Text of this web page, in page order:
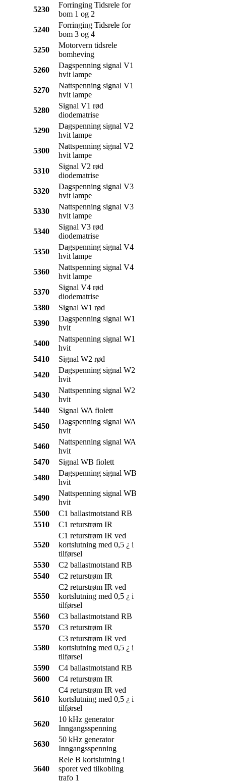
5230
Forringing Tidsrele for
bom 1 og 2
5240
Forringing Tidsrele for
bom 3 og 4
5250
Motorvern tidsrele
bomheving
5260
Dagspenning signal V1
hvit lampe
5270
Nattspenning signal V1
hvit lampe
5280
Signal V1 rød
diodematrise
5290
Dagspenning signal V2
hvit lampe
5300
Nattspenning signal V2
hvit lampe
5310
Signal V2 rød
diodematrise
5320
Dagspenning signal V3
hvit lampe
5330
Nattspenning signal V3
hvit lampe
5340
Signal V3 rød
diodematrise
5350
Dagspenning signal V4
hvit lampe
5360
Nattspenning signal V4
hvit lampe
5370
Signal V4 rød
diodematrise
5380
Signal W1 rød
5390
Dagspenning signal W1
hvit
5400
Nattspenning signal W1
hvit
5410
Signal W2 rød
5420
Dagspenning signal W2
hvit
5430
Nattspenning signal W2
hvit
5440
Signal WA fiolett
5450
Dagspenning signal WA
hvit
5460
Nattspenning signal WA
hvit
5470
Signal WB fiolett
5480
Dagspenning signal WB
hvit
5490
Nattspenning signal WB
hvit
5500
C1 ballastmotstand RB
5510
C1 returstrøm IR
5520
C1 returstrøm IR ved
kortslutning med 0,5 ¿ i
tilførsel
5530
C2 ballastmotstand RB
5540
C2 returstrøm IR
5550
C2 returstrøm IR ved
kortslutning med 0,5 ¿ i
tilførsel
5560
C3 ballastmotstand RB
5570
C3 returstrøm IR
5580
C3 returstrøm IR ved
kortslutning med 0,5 ¿ i
tilførsel
5590
C4 ballastmotstand RB
5600
C4 returstrøm IR
5610
C4 returstrøm IR ved
kortslutning med 0,5 ¿ i
tilførsel
5620
10 kHz generator
Inngangsspenning
5630
50 kHz generator
Inngangsspenning
5640
Rele B kortslutning i
sporet ved tilkobling
trafo 1